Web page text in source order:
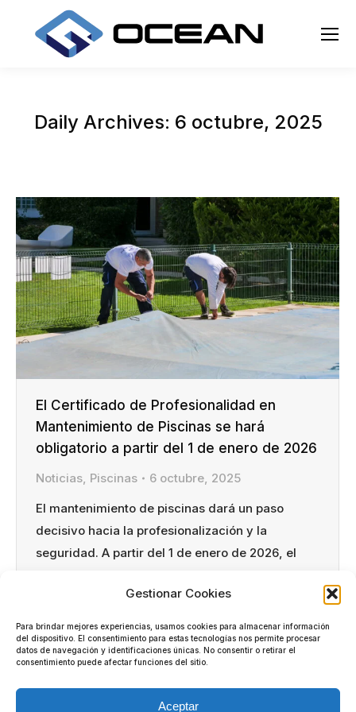
Gestionar Cookies
Para brindar mejores experiencias, usamos cookies para almacenar información
del dispositivo. El consentimiento para estas tecnologías nos permite procesar
datos de navegación y identificaciones únicas. No consentir o retirar el
consentimiento puede afectar funciones del sitio.
Aceptar
Daily Archives: 6 octubre, 2025
El Certificado de Profesionalidad en
Mantenimiento de Piscinas se hará
obligatorio a partir del 1 de enero de 2026
Noticias, Piscinas
6 octubre, 2025
El mantenimiento de piscinas dará un paso
decisivo hacia la profesionalización y la
seguridad. A partir del 1 de enero de 2026, el
Mantenimiento de piscinas y otras instalaciones
acuáticas se hará obligatorio para todos los
profesionales que gestionen el mantenimiento
de piscinas de tipo 1 y 2, según la…